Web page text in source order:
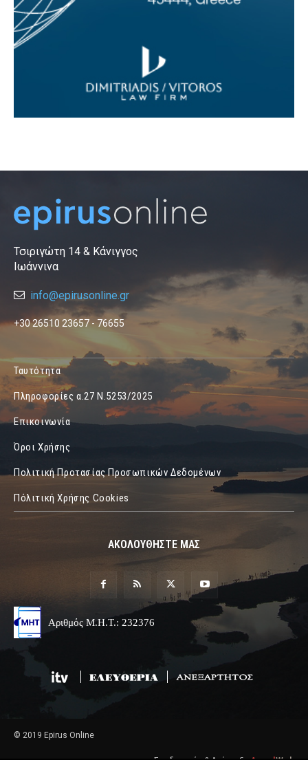
Τσιριγώτη 14 & Κάνιγγος
Ιωάννινα
info@epirusonline.gr
+30 26510 23657 - 76655
Ταυτότητα
Πληροφορίες α.27 Ν.5253/2025
Επικοινωνία
Όροι Χρήσης
Πολιτική Προτασίας Προσωπικών Δεδομένων
Πόλιτική Χρήσης Cookies
ΑΚΟΛΟΥΘΗΣΤΕ ΜΑΣ
Αριθμός Μ.Η.Τ.: 232376
© 2019 Epirus Online